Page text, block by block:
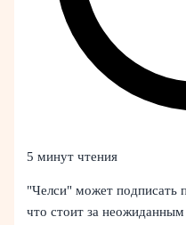
5 минут чтения
"Челси" может подписать
что стоит за